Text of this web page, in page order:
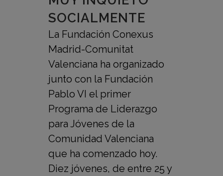
SOCIALMENTE
La Fundación Conexus
Madrid-Comunitat
Valenciana ha organizado
junto con la Fundación
Pablo VI el primer
Programa de Liderazgo
para Jóvenes de la
Comunidad Valenciana
que ha comenzado hoy.
Diez jóvenes, de entre 25 y